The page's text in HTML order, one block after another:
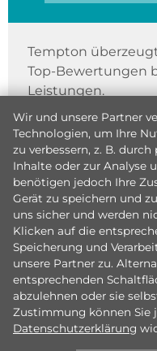
Tempton
Top-Bewertungen
Leistungen.
Wir und unsere Partner
Technologien, um Ihre
zu verbessern, z. B.
Inhalte oder zur Analyse
benötigen jedoch Ihre
Gerät zu speichern und
uns sicher und werden
Klicken auf die
Speicherung und
unsere Partner zu.
entsprechenden
abzulehnen oder sie
Zustimmung können Sie
Datenschutzerklärung